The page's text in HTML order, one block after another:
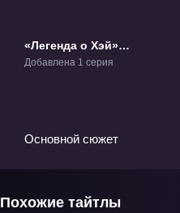
«Легенда о Хэй»
Фильм-1
Добавлена 1 серия
Основной сюжет
Похожие тайтлы